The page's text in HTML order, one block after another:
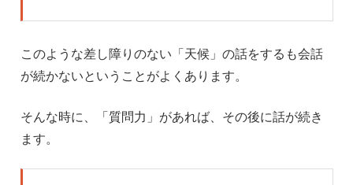
このような差し障りのない「天候」の話をするも会話
が続かないということがよくあります。
そんな時に、「質問力」があれば、その後に話が続き
ます。